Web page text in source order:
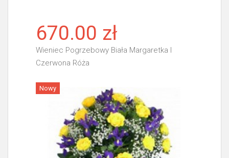
670.00 zł
Wieniec Pogrzebowy Biała Margaretka I
Czerwona Róża
Więcej
Nowy